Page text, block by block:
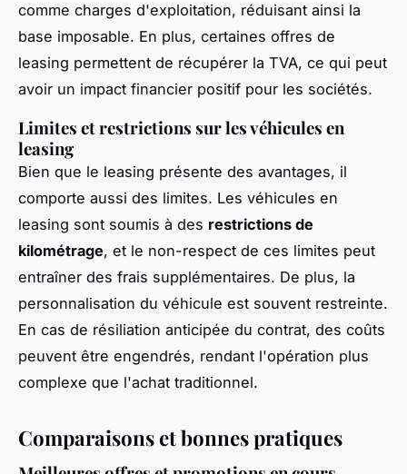
comme charges d'exploitation, réduisant ainsi la
base imposable. En plus, certaines offres de
leasing permettent de récupérer la TVA, ce qui peut
avoir un impact financier positif pour les sociétés.
Limites et restrictions sur les véhicules en
leasing
Bien que le leasing présente des avantages, il
comporte aussi des limites. Les véhicules en
leasing sont soumis à des restrictions de
kilométrage, et le non-respect de ces limites peut
entraîner des frais supplémentaires. De plus, la
personnalisation du véhicule est souvent restreinte.
En cas de résiliation anticipée du contrat, des coûts
peuvent être engendrés, rendant l'opération plus
complexe que l'achat traditionnel.
Comparaisons et bonnes pratiques